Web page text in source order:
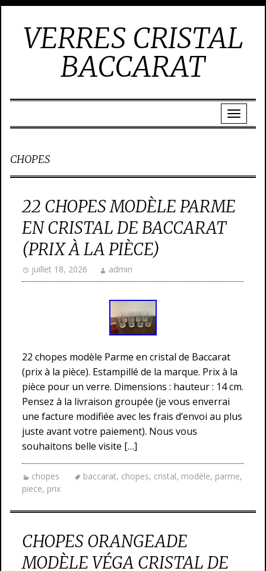
VERRES CRISTAL
BACCARAT
CHOPES
22 CHOPES MODÈLE PARME
EN CRISTAL DE BACCARAT
(PRIX À LA PIÈCE)
juillet 18, 2026 admin
22 chopes modèle Parme en cristal de Baccarat
(prix à la pièce). Estampillé de la marque. Prix à la
pièce pour un verre. Dimensions : hauteur : 14 cm.
Pensez à la livraison groupée (je vous enverrai
une facture modifiée avec les frais d’envoi au plus
juste avant votre paiement). Nous vous
souhaitons belle visite […]
chopes baccarat, chopes, cristal, modèle, parme,
piece, prix
CHOPES ORANGEADE
MODÈLE VÉGA CRISTAL DE